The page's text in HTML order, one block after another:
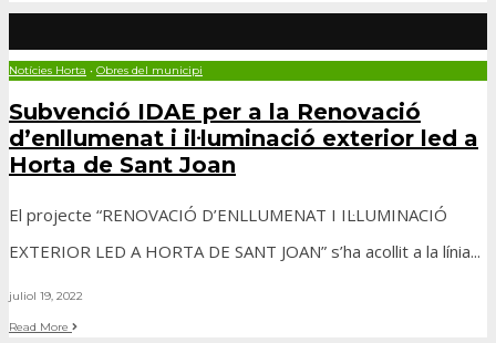
Notícies Horta • Obres del municipi
Subvenció IDAE per a la Renovació
d’enllumenat i il·luminació exterior led a
Horta de Sant Joan
El projecte “RENOVACIÓ D’ENLLUMENAT I IL·LUMINACIÓ
EXTERIOR LED A HORTA DE SANT JOAN” s’ha acollit a la línia...
juliol 19, 2022
Read More